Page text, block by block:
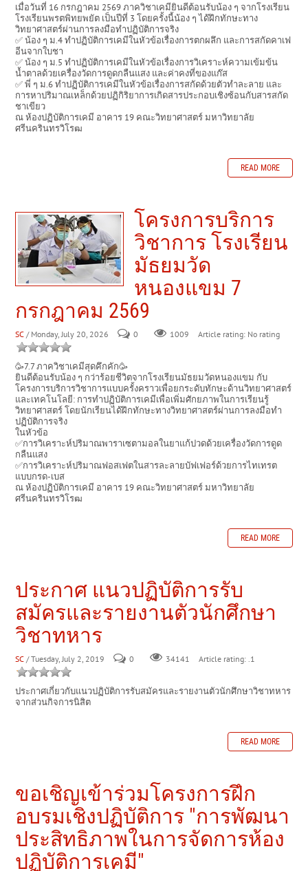
เมื่อวันที่ 16 กรกฎาคม 2569 ภาควิชาเคมียินดีต้อนรับน้อง ๆ จากโรงเรียน
โรงเรียนพรตพิทยพยัต เป็นปีที่ 3 โดยครั้งนี้น้อง ๆ ได้ฝึกทักษะทาง
วิทยาศาสตร์ผ่านการลงมือทำปฏิบัติการจริง
✅ น้อง ๆ ม.4 ทำปฏิบัติการเคมีในหัวข้อเรื่องการตกผลึก และการสกัดคาเฟ
อีนจากใบชา
✅ น้อง ๆ ม.5 ทำปฏิบัติการเคมีในหัวข้อเรื่องการวิเคราะห์ความเข้มข้น
น้ำตาลด้วยเครื่องวัดการดูดกลืนแสง และค่าคงที่ของแก๊ส
✅ พี่ ๆ ม.6 ทำปฏิบัติการเคมีในหัวข้อเรื่องการสกัดด้วยตัวทำละลาย และ
การหาปริมาณเหล็กด้วยปฏิกิริยาการเกิดสารประกอบเชิงซ้อนกับสารสกัด
ชาเขียว
ณ ห้องปฏิบัติการเคมี อาคาร 19 คณะวิทยาศาสตร์ มหาวิทยาลัย
ศรีนครินทรวิโรฒ
READ MORE
โครงการบริการ
วิชาการ โรงเรียน
มัธยมวัด
หนองแขม 7
กรกฎาคม 2569
SC / Monday, July 20, 2026 0 1009 Article rating: No rating
🥳7.7 ภาควิชาเคมีสุดคึกคัก🥳
ยินดีต้อนรับน้อง ๆ กว่าร้อยชีวิตจากโรงเรียนมัธยมวัดหนองแขม กับ
โครงการบริการวิชาการแบบครั้งคราวเพื่อยกระดับทักษะด้านวิทยาศาสตร์
และเทคโนโลยี: การทำปฏิบัติการเคมีเพื่อเพิ่มศักยภาพในการเรียนรู้
วิทยาศาสตร์ โดยนักเรียนได้ฝึกทักษะทางวิทยาศาสตร์ผ่านการลงมือทำ
ปฏิบัติการจริง
ในหัวข้อ
✅การวิเคราะห์ปริมาณพาราเซตามอลในยาแก้ปวดด้วยเครื่องวัดการดูด
กลืนแสง
✅การวิเคราะห์ปริมาณฟอสเฟตในสารละลายบัฟเฟอร์ด้วยการไทเทรต
แบบกรด-เบส
ณ ห้องปฏิบัติการเคมี อาคาร 19 คณะวิทยาศาสตร์ มหาวิทยาลัย
ศรีนครินทรวิโรฒ
READ MORE
ประกาศ แนวปฏิบัติการรับ
สมัครและรายงานตัวนักศึกษา
วิชาทหาร
SC / Tuesday, July 2, 2019 0 34141 Article rating: .1
ประกาศเกี่ยวกับแนวปฏิบัติการรับสมัครและรายงานตัวนักศึกษาวิชาทหาร
จากส่วนกิจการนิสิต
READ MORE
ขอเชิญเข้าร่วมโครงการฝึก
อบรมเชิงปฏิบัติการ "การพัฒนา
ประสิทธิภาพในการจัดการห้อง
ปฏิบัติการเคมี"